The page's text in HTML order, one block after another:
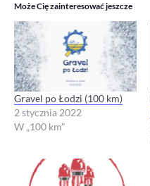
Może Cię zainteresować jeszcze
Gravel po Łodzi (100 km)
2 stycznia 2022
W „100 km"